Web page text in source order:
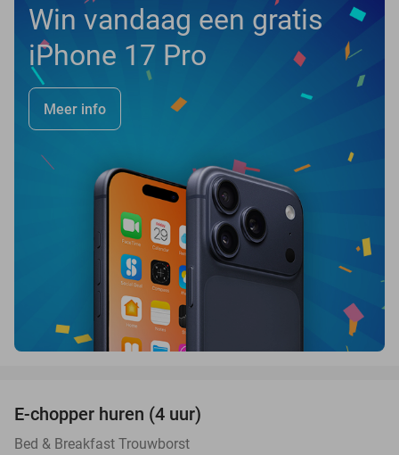
Win vandaag een gratis
iPhone 17 Pro
Meer info
E-chopper huren (4 uur)
Bed & Breakfast Trouwborst